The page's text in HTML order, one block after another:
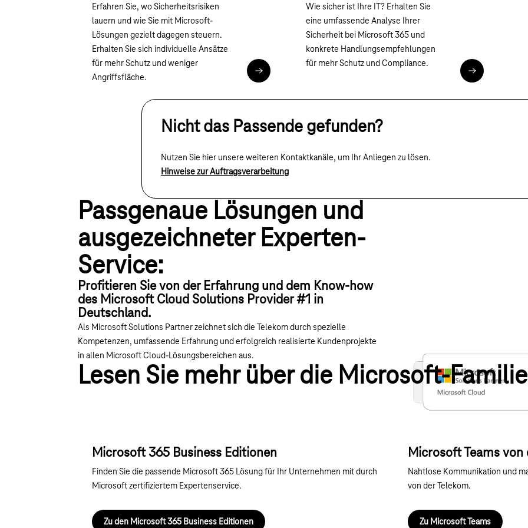
Erfahren Sie, wo Sicherheitsrisiken
lauern und wie Sie mit Microsoft-
Lösungen gezielt dagegen steuern.
Erhalten Sie sich individuelle Ansätze
für mehr Schutz und weniger
Angriffsfläche.
Beratung zu IT-Sicherheit mit Microsoft
Wie sicher ist Ihre IT? Erhalten Sie
eine umfassende Analyse Ihrer
Sicherheit bei Microsoft 365 und
konkrete Handlungsempfehlungen
für mehr Schutz und Compliance.
Microsoft 365
Nicht das Passende gefunden?
Nutzen Sie hier unsere weiteren Kontaktkanäle, um Ihr Anliegen zu lösen.
Hinweise zur Auftragsverarbeitung
Passgenaue Lösungen und
ausgezeichneter Experten-
Service:
Profitieren Sie von der Erfahrung und dem Know-how
des Microsoft Cloud Solutions Provider #1 in
Deutschland.
Als Microsoft Solutions Partner zeichnet sich die Telekom durch spezielle
Kompetenzen, umfassende Erfahrung und erfolgreich realisierte Kundenprojekte
in allen Microsoft Cloud-Lösungsbereichen aus.
Lesen Sie mehr über die Microsoft-Familie
Microsoft 365 Business Editionen
Finden Sie die passende Microsoft 365 Lösung für Ihr Unternehmen mit durch
Microsoft zertifiziertem Expertenservice.
Zu den Microsoft 365 Business Editionen
Microsoft Teams von
Nahtlose Kommunikation und
von der Telekom.
Zu Microsoft Teams